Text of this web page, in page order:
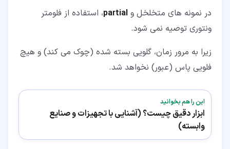
در نمونه های متخلخل و partial، استفاده از فلومتر
ونتوری توصیه نمی شود.
زیرا به مرور زمان، گلویی بسته شده (چوک می کند) و هیچ
فلویی پاس (عبور) نخواهد شد.
این را هم بخوانید
ابزار دقیق چیست؟ (آشنایی با تجهیزات و صنایع
وابسته)